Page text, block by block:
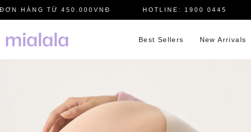
HÀNG TỪ 450.000VNĐ HOTLINE: 1900 0445
Best Sellers New Arrivals